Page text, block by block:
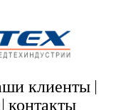
клиенты
контакты